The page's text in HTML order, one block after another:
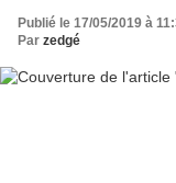
Publié le 17/05/2019 à
Par zedgé